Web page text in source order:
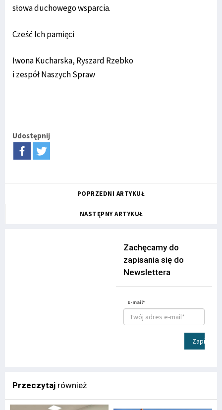
słowa duchowego wsparcia.
Cześć Ich pamięci
Iwona Kucharska, Ryszard Rzebko
i zespół Naszych Spraw
Udostępnij
POPRZEDNI ARTYKUŁ
NASTĘPNY ARTYKUŁ
Zachęcamy do
zapisania się do
Newslettera
E-mail*
Zapisz
Przeczytaj również